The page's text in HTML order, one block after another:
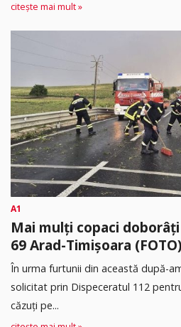
citește mai mult »
A1
Mai mulți copaci
69 Arad-Timișoara (FOTO)
În urma furtunii din această după-
solicitat prin Dispeceratul 112
căzuți pe...